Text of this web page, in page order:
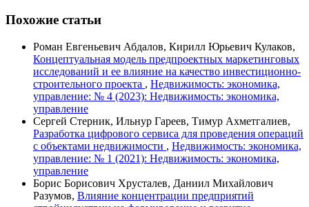
Похожие статьи
Роман Евгеньевич Абдалов, Кирилл Юрьевич Кулаков,
Концептуальная модель предпроектных маркетинговых
исследований и ее влияние на качество инвестиционно-
строительного проекта , Недвижимость: экономика,
управление: № 4 (2023): Недвижимость: экономика,
управление
Сергей Стерник, Ильнур Гареев, Тимур Ахметгалиев,
Разработка цифрового сервиса для проведения операций
с объектами недвижимости , Недвижимость: экономика,
управление: № 1 (2021): Недвижимость: экономика,
управление
Борис Борисович Хрусталев, Даниил Михайлович
Разумов, Влияние концентрации предприятий